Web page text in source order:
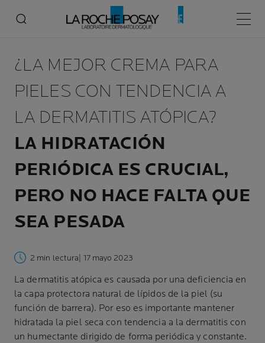
Menú
¿LA MEJOR CREMA PARA
PIELES CON TENDENCIA A
LA DERMATITIS ATÓPICA?
LA HIDRATACIÓN
PERIÓDICA ES CRUCIAL,
PERO NO HACE FALTA QUE
SEA PESADA
2 min lectura | 17 mayo 2023
La dermatitis atópica es causada por una deficiencia en
la capa protectora natural de lípidos de la piel (su
función de barrera). Por eso es importante mantener
hidratada la piel seca con tendencia a la dermatitis con
un humectante dirigido de forma periódica y constante.